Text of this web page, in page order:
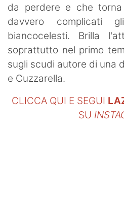
da perdere e che
davvero complicati
biancocelesti. Brilla
soprattutto nel primo
sugli scudi autore di una
e Cuzzarella.
CLICCA QUI E SEGUI
SU